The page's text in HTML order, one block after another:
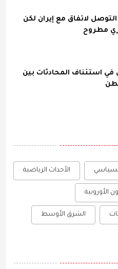
لاتفاق مع إيران لكن
مطروح
في استئناف المحادثات بين
الأحداث الرياضية
الأوروبية
الشرق الأوسط